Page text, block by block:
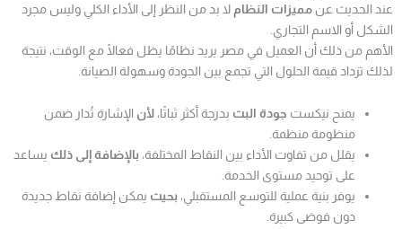
عند الحديث عن مميزات النظام لا بد من النظر إلى الأداء الكلي وليس مجرد
الشكل أو الاسم التجاري.
الأهم من ذلك أن العميل في مصر يريد نظامًا يظل فعالًا مع الوقت، نتيجة
لذلك تزداد قيمة الحلول التي تجمع بين الجودة وسهولة الصيانة.
يمنح نيكست جودة البث بدرجة أكثر ثباتًا، لأن الإشارة تُدار ضمن
منظومة منظمة.
يقلل من تفاوت الأداء بين النقاط المختلفة، بالإضافة إلى ذلك يساعد
على توحيد مستوى الخدمة.
يوفر بنية عملية للتوسع المستقبلي، بحيث يمكن إضافة نقاط جديدة
دون فوضى كبيرة.